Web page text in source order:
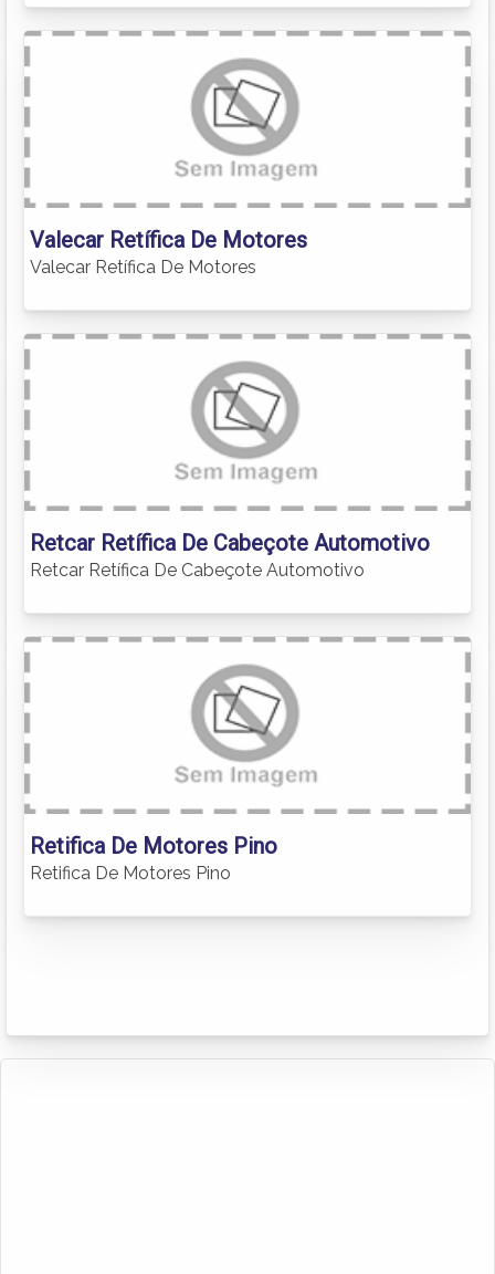
Valecar Retífica De Motores
Valecar Retífica De Motores
Retcar Retífica De Cabeçote Automotivo
Retcar Retífica De Cabeçote Automotivo
Retifica De Motores Pino
Retifica De Motores Pino